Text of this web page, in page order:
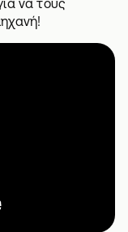
να τους